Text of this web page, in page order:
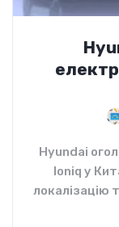
Hyundai
Ioniq у
локалізацію